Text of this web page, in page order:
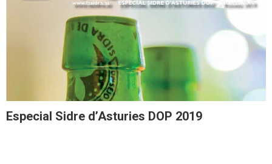
Especial Sidre d’Asturies DOP 2019